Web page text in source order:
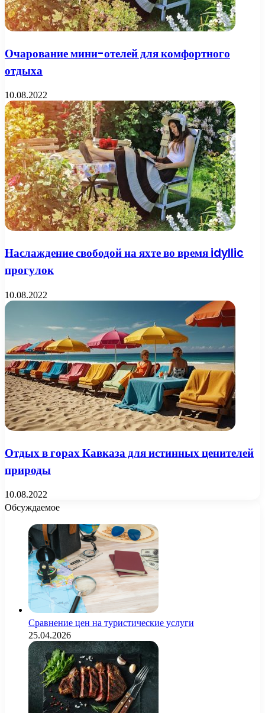
Очарование мини-отелей для комфортного
отдыха
10.08.2022
Наслаждение свободой на яхте во время idyllic
прогулок
10.08.2022
Отдых в горах Кавказа для истинных ценителей
природы
10.08.2022
Обсуждаемое
Сравнение цен на туристические услуги
25.04.2026